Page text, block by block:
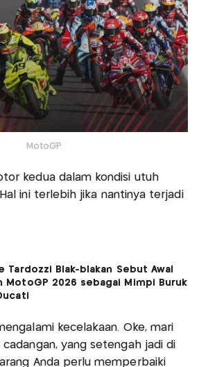
MotoGP
kedua dalam kondisi utuh
ini terlebih jika nantinya terjadi
Tardozzi Blak-blakan Sebut Awal
MotoGP 2026 sebagai Mimpi Buruk
kecelakaan. Oke, mari
yang setengah jadi di
Anda perlu memperbaiki